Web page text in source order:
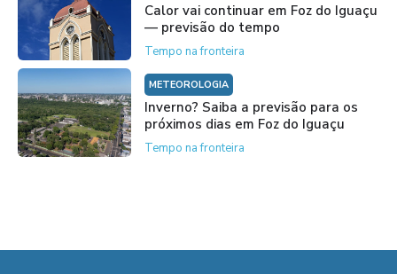
Calor vai continuar em Foz do Iguaçu
— previsão do tempo
Tempo na fronteira
METEOROLOGIA
Inverno? Saiba a previsão para os
próximos dias em Foz do Iguaçu
Tempo na fronteira